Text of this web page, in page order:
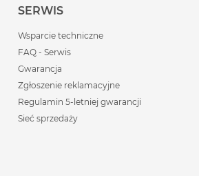
SERWIS
Wsparcie techniczne
FAQ - Serwis
Gwarancja
Zgłoszenie reklamacyjne
Regulamin 5-letniej gwarancji
Sieć sprzedaży